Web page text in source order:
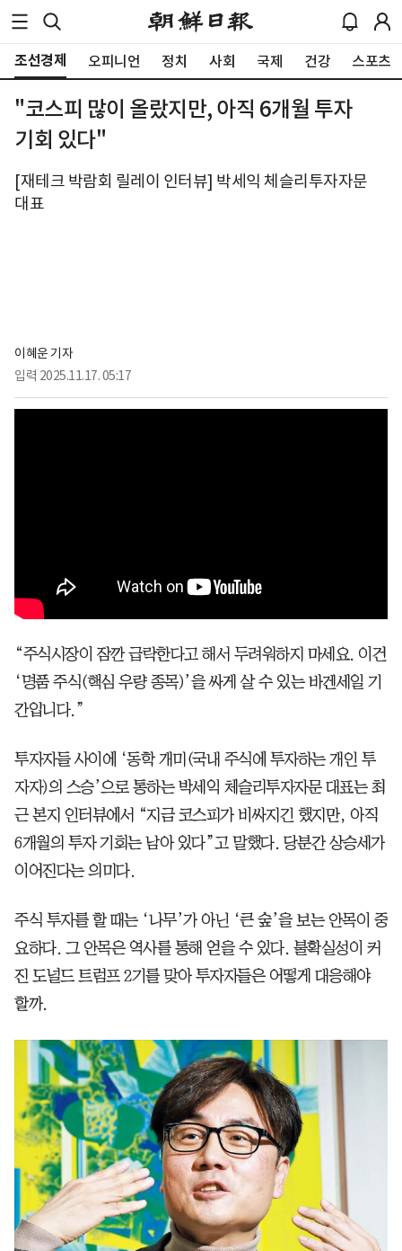
조선경제 오피니언 정치 사회 국제 건강 스포츠
"코스피 많이 올랐지만, 아직 6개월 투자
기회 있다"
[재테크 박람회 릴레이 인터뷰] 박세익 체슬리투자자문
대표
이혜운 기자
입력 2025.11.17. 05:17
“주식시장이 잠깐 급락한다고 해서 두려워하지 마세요. 이건
‘명품 주식(핵심 우량 종목)’을 싸게 살 수 있는 바겐세일 기
간입니다.”
투자자들 사이에 ‘동학 개미(국내 주식에 투자하는 개인 투
자자)의 스승’으로 통하는 박세익 체슬리투자자문 대표는 최
근 본지 인터뷰에서 “지금 코스피가 비싸지긴 했지만, 아직
6개월의 투자 기회는 남아 있다”고 말했다. 당분간 상승세가
이어진다는 의미다.
주식 투자를 할 때는 ‘나무’가 아닌 ‘큰 숲’을 보는 안목이 중
요하다. 그 안목은 역사를 통해 얻을 수 있다. 불확실성이 커
진 도널드 트럼프 2기를 맞아 투자자들은 어떻게 대응해야
할까.